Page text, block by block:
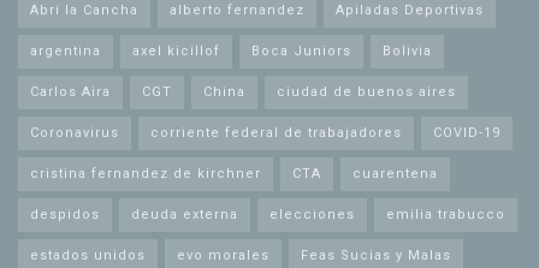
Abrí la Cancha alberto fernandez Apiladas Deportivas
argentina axel kicillof Boca Juniors Bolivia
Carlos Aira CGT China ciudad de buenos aires
Coronavirus corriente federal de trabajadores COVID-19
cristina fernandez de kirchner CTA cuarentena
despidos deuda externa elecciones emilia trabucco
estados unidos evo morales Feas Sucias y Malas